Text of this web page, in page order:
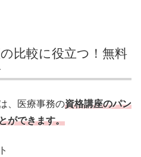
比較に役立つ！無料
、医療事務の資格講座のパン
ができます。